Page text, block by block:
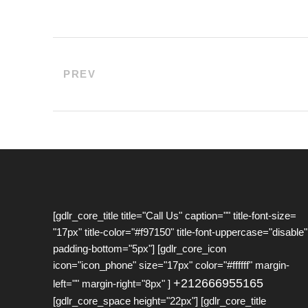
PREV
[gdlr_core_title title="Call Us" caption="" title-font-size=
"17px" title-color="#f97150" title-font-uppercase="disable"
padding-bottom="5px"] [gdlr_core_icon
icon="icon_phone" size="17px" color="#ffffff" margin-
left="" margin-right="8px" ] +212666955165
[gdlr_core_space height="22px"] [gdlr_core_title